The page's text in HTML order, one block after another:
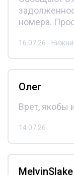
номера.
16.07.26 -
Олег
Врет, якобы
14.07.26
MelvinSlake